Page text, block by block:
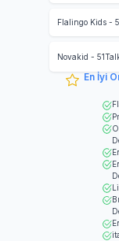
Flalingo Kids-
Novakid -
En İyi